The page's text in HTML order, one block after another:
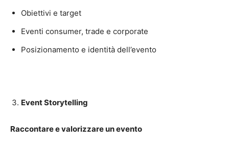
Obiettivi e target
Eventi consumer, trade e corporate
Posizionamento e identità dell’evento
Event Storytelling
Raccontare e valorizzare un evento